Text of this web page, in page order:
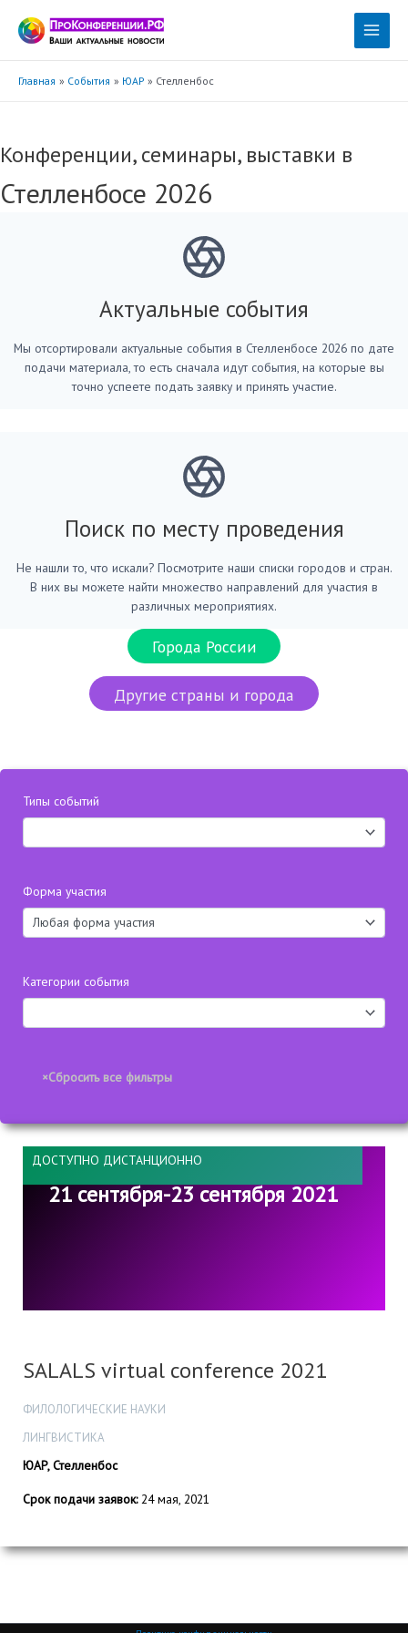
содержимому
Main
Главная События ЮАР Стелленбос
Конференции, семинары, выставки в
Стелленбосе 2026
Актуальные события
Мы отсортировали актуальные события в Стелленбосе 2026 по дате
подачи материала, то есть сначала идут события, на которые вы
точно успеете подать заявку и принять участие.
Поиск по месту проведения
Не нашли то, что искали? Посмотрите наши списки городов и стран.
В них вы можете найти множество направлений для участия в
различных мероприятиях.
Города России
Другие страны и города
Типы событий
Форма участия
Категории события
ДОСТУПНО ДИСТАНЦИОННО
21 сентября-23 сентября 2021
SALALS virtual conference 2021
ФИЛОЛОГИЧЕСКИЕ НАУКИ
ЛИНГВИСТИКА
ЮАР, Стелленбос
Срок подачи заявок:24 мая, 2021